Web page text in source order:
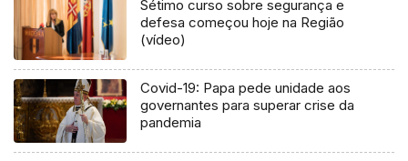
Sétimo curso sobre segurança e
defesa começou hoje na Região
(vídeo)
Covid-19: Papa pede unidade aos
governantes para superar crise da
pandemia